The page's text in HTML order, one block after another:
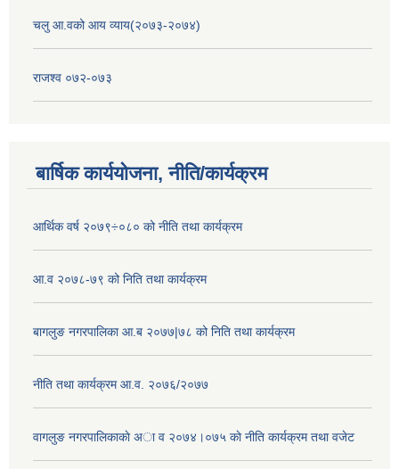
चलु आ.वको आय व्याय(२०७३-२०७४)
राजश्व ०७२-०७३
बार्षिक कार्ययोजना, नीति/कार्यक्रम
आर्थिक वर्ष २०७९÷०८० को नीति तथा कार्यक्रम
आ.व २०७८-७९ को निति तथा कार्यक्रम
बागलुङ नगरपालिका आ.ब २०७७|७८ को निति तथा कार्यक्रम
नीति तथा कार्यक्रम आ.व. २०७६/२०७७
वागलुङ नगरपालिकाकाे अा‍ व २०७४।०७५ काे नीति कार्यक्रम तथा वजेट